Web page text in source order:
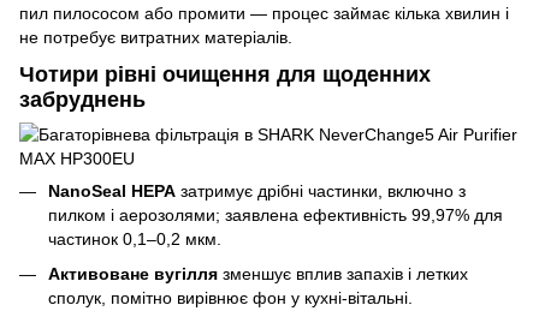
пил пилососом або промити — процес займає кілька хвилин і
не потребує витратних матеріалів.
Чотири рівні очищення для щоденних
забруднень
NanoSeal HEPA затримує дрібні частинки, включно з
пилком і аерозолями; заявлена ефективність 99,97% для
частинок 0,1–0,2 мкм.
Активоване вугілля зменшує вплив запахів і летких
сполук, помітно вирівнює фон у кухні-вітальні.